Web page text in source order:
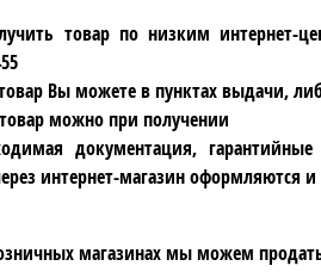
товар по низким интернет-
Вы можете в пунктах выдачи,
можно при получении
документация,
интернет-магазин оформляются
магазинах мы можем